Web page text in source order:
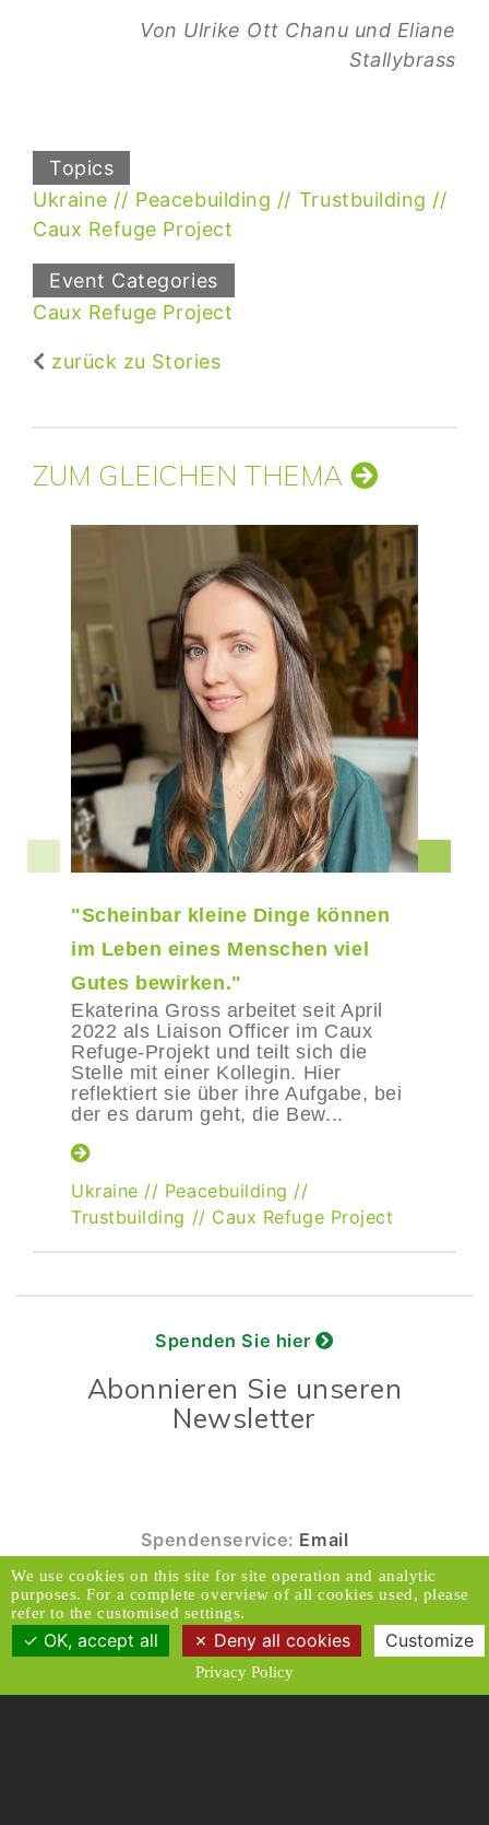
Von Ulrike Ott Chanu und Eliane
Stallybrass
Topics
Ukraine
Peacebuilding
Trustbuilding
Caux Refuge Project
Event Categories
Caux Refuge Project
zurück zu Stories
ZUM GLEICHEN THEMA
"Scheinbar kleine Dinge können
im Leben eines Menschen viel
Gutes bewirken."
Ekaterina Gross arbeitet seit April
2022 als Liaison Officer im Caux
Refuge-Projekt und teilt sich die
Stelle mit einer Kollegin. Hier
reflektiert sie über ihre Aufgabe, bei
der es darum geht, die Bew...
Ukraine // Peacebuilding //
Trustbuilding // Caux Refuge Project
Spenden Sie hier
Abonnieren Sie unseren
Newsletter
Spendenservice: Email
© 2026 Caux Initiativen der Veränderung. Alle
Rechte vorbehalten.
Kontakt & Adresse
Haftungsausschluss
Medien
Datenschutzrichtlinien
We use cookies on this site for site operation and analytic
purposes. For a complete overview of all cookies used, please
refer to the customised settings.
OK, accept all Deny all cookies Customize
Privacy Policy